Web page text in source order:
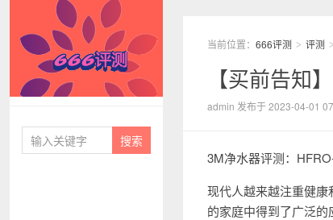
当前位置： 666评测 > 评测 >
【买前告知
admin 发布于 2023-04-01
3M净水器评测：
现代人越来越注重健
的家庭中得到了广泛